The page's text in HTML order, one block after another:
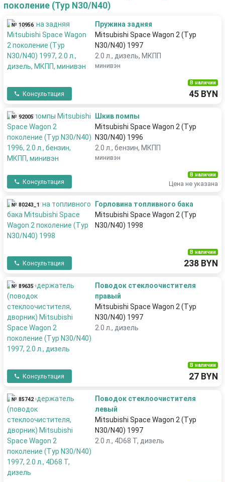
поколение (Typ N30/N40)
№ 10956
Пружина задняя
Mitsubishi Space Wagon 2 (Typ
N30/N40) 1997
2.0 л., дизель, МКПП
минивэн
Консультация
В наличии
45 BYN
№ 92005
Шкив помпы
Mitsubishi Space Wagon 2 (Typ
N30/N40) 1996
2.0 л., бензин, МКПП
минивэн
Консультация
В наличии
Цена не указана
№ 80243_1
Горловина топливного бака
Mitsubishi Space Wagon 2 (Typ
N30/N40) 1998
Консультация
В наличии
238 BYN
№ 89635
Поводок стеклоочистителя
правый
Mitsubishi Space Wagon 2 (Typ
N30/N40) 1997
2.0 л., дизель
Консультация
В наличии
27 BYN
№ 85742
Поводок стеклоочистителя
левый
Mitsubishi Space Wagon 2 (Typ
N30/N40) 1997
2.0 л., 4D68 T, дизель